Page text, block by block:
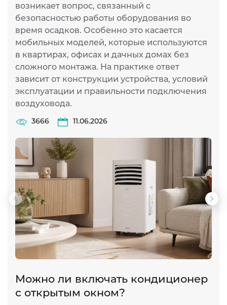
возникает вопрос, связанный с
безопасностью работы оборудования во
время осадков. Особенно это касается
мобильных моделей, которые используются
в квартирах, офисах и дачных домах без
сложного монтажа. На практике ответ
зависит от конструкции устройства, условий
эксплуатации и правильности подключения
воздуховода.
3666 11.06.2026
Предыдущий
слайд
Можно ли включать кондиционер
с открытым окном?